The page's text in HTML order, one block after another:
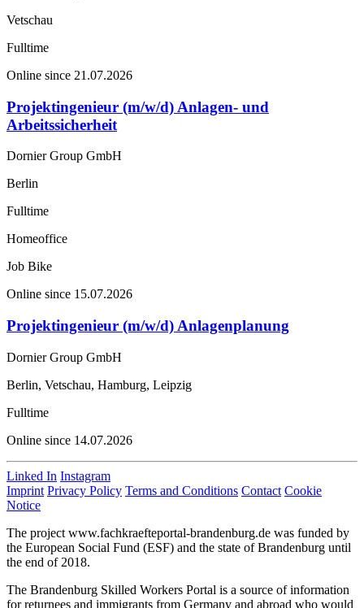
Vetschau
Fulltime
Online since 21.07.2026
Projektingenieur (m/w/d) Anlagen- und
Arbeitssicherheit
Dornier Group GmbH
Berlin
Fulltime
Homeoffice
Job Bike
Online since 15.07.2026
Projektingenieur (m/w/d) Anlagenplanung
Dornier Group GmbH
Berlin, Vetschau, Hamburg, Leipzig
Fulltime
Online since 14.07.2026
Linked In Instagram
Imprint Privacy Policy Terms and Conditions Contact Cookie
Notice
The project www.fachkraefteportal-brandenburg.de was funded by
the European Social Fund (ESF) and the state of Brandenburg until
the end of 2018.
The Brandenburg Skilled Workers Portal is a source of information
for returnees and immigrants from Germany and abroad who would